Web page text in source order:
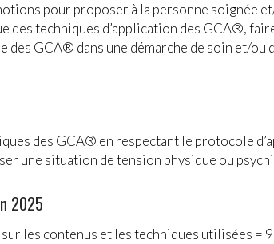
pour proposer à la personne soignée
des techniques d’application des GCA®,
des GCA® dans une démarche de soin et/
des GCA® en respectant le protocole
une situation de tension physique ou
2025
les contenus et les techniques utilisées =